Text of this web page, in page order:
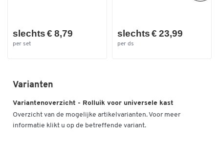
slechts € 8,79
per set
slechts € 23,99
per ds
Varianten
Variantenoverzicht - Rolluik voor universele kast
Overzicht van de mogelijke artikelvarianten. Voor meer
informatie klikt u op de betreffende variant.